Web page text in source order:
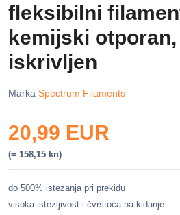
fleksibilni
kemijski otporan,
iskrivljen
Marka Spectrum Filaments
20,99 EUR
(= 158,15 kn)
do 500% istezanja pri prekidu
visoka istezljivost i čvrstoća na kidanje